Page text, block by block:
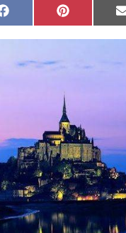
Compartir
en
Facebook Compartir
en
Pinterest